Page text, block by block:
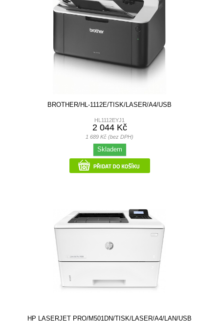
BROTHER/HL-1112E/TISK/LASER/A4/USB
HL1112EYJ1
2 044 Kč
1 689 Kč (bez DPH)
Skladem
HP LASERJET PRO/M501DN/TISK/LASER/A4/LAN/USB